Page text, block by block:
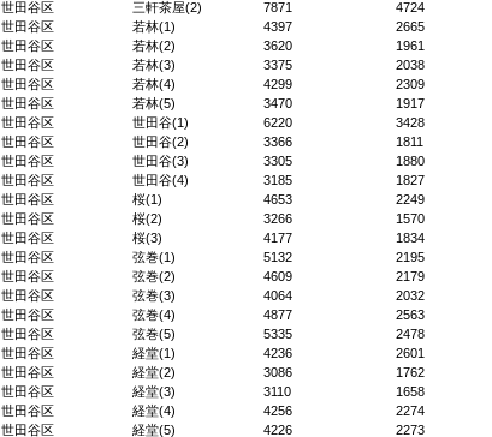
世田谷区
三軒茶屋(2) 7871 4724
世田谷区
若林(1) 4397 2665
世田谷区
若林(2) 3620 1961
世田谷区
若林(3) 3375 2038
世田谷区
若林(4) 4299 2309
世田谷区
若林(5) 3470 1917
世田谷区
世田谷(1) 6220 3428
世田谷区
世田谷(2) 3366 1811
世田谷区
世田谷(3) 3305 1880
世田谷区
世田谷(4) 3185 1827
世田谷区
桜(1) 4653 2249
世田谷区
桜(2) 3266 1570
世田谷区
桜(3) 4177 1834
世田谷区
弦巻(1) 5132 2195
世田谷区
弦巻(2) 4609 2179
世田谷区
弦巻(3) 4064 2032
世田谷区
弦巻(4) 4877 2563
世田谷区
弦巻(5) 5335 2478
世田谷区
経堂(1) 4236 2601
世田谷区
経堂(2) 3086 1762
世田谷区
経堂(3) 3110 1658
世田谷区
経堂(4) 4256 2274
世田谷区
経堂(5) 4226 2273